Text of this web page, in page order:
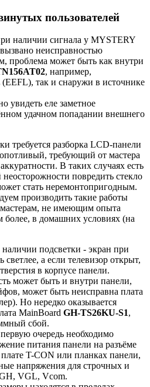
пользователей
наличии сигнала у MYSTERY
неисправностью
проблема может быть как внутри
, например,
так и снаружи в источнике
увидеть еле заметное
удачном попадании внешнего
требуется разборка LCD-панели
требующий от мастера
В таких случаях есть
повредить стекло
стать неремонтопригодным.
производить такие работы
мастерам, не имеющим опыта
в домашних условиях (на
подсветки - экран при
а если телевизор открыт,
в корпусе панели.
может быть и внутри панели,
может быть неисправна плата
Но нередко оказывается
MainBoard GH-TS26KU-S1,
сбой.
очередь необходимо
питания панели на разъёме
T-CON или планках панели,
напряжения для строчных и
VGL, Vcom.